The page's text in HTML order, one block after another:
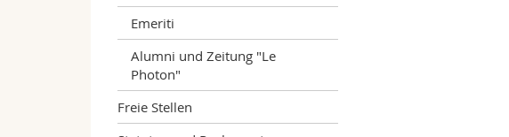
Emeriti
Alumni und Zeitung "Le
Photon"
Freie Stellen